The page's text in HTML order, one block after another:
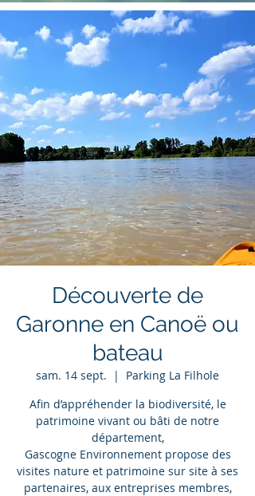
Découverte de
Garonne en Canoë ou
bateau
sam. 14 sept.
  |
Parking La Filhole
Afin d’appréhender la biodiversité, le
patrimoine vivant ou bâti de notre
département,
Gascogne Environnement propose des
visites nature et patrimoine sur site à ses
partenaires, aux entreprises membres,